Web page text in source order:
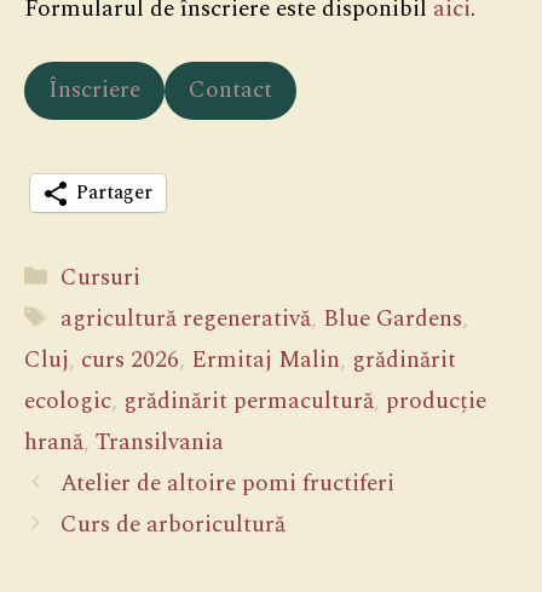
Formularul de înscriere este disponibil aici.
Înscriere Contact
Partager
Categorii
Cursuri
Etichete
agricultură regenerativă, Blue Gardens,
Cluj, curs 2026, Ermitaj Malin, grădinărit
ecologic, grădinărit permacultură, producție
hrană, Transilvania
Atelier de altoire pomi fructiferi
Curs de arboricultură